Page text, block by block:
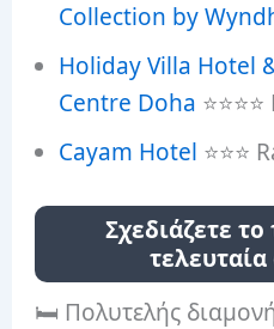
Collection by
Holiday Villa Hotel
Centre Doha
Cayam Hotel ⭐⭐⭐
Σχεδιάζετε το
τελευταία
🛏️ Πολυτελής